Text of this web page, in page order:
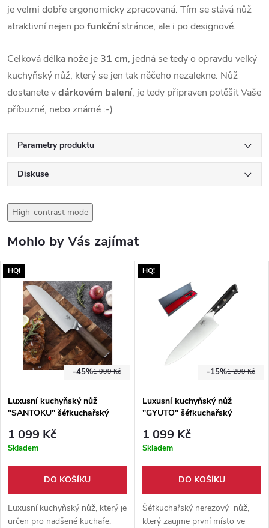
je velmi dobře ergonomicky zpracovaná. Tím se stává nůž
atraktivní nejen po funkčnístránce, ale i po designové.
Celková délka nože je31 cm, jedná se tedy o opravdu velký
kuchyňský nůž, který se jen tak něčeho nezalekne. Nůž
dostanete vdárkovém balení, je tedy připraven potěšit Vaše
příbuzné, nebo známé :-)
Parametry produktu
Diskuse
High-contrast mode
Mohlo by Vás zajímat
HQ!
1 999 Kč
-45%
Luxusní kuchyňský nůž
"SANTOKU" šéfkuchařský
1 099 Kč
Skladem
DO KOŠÍKU
Luxusní kuchyňský nůž, který je
určen pro nadšené kuchaře,
HQ!
1 299 Kč
-15%
Luxusní kuchyňský nůž
"GYUTO" šéfkuchařský
1 099 Kč
Skladem
DO KOŠÍKU
Šéfkuchařský nerezový nůž,
který zaujme první místo ve